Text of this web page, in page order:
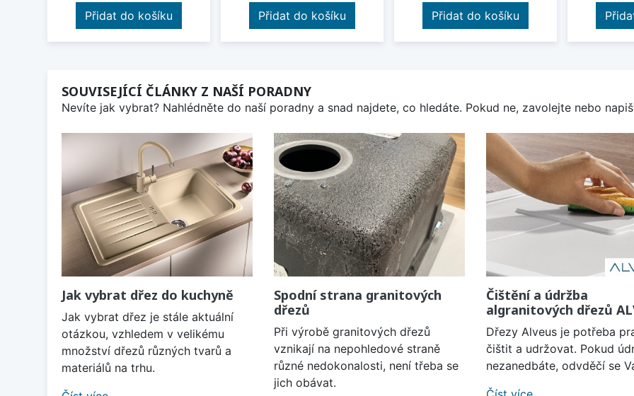
Přidat do košíku Přidat do košíku Přidat do košíku
SOUVISEJÍCÍ ČLÁNKY Z NAŠÍ PORADNY
Nevíte jak vybrat? Nahlédněte do naší poradny a snad najdete, co hledáte. Pokud ne, zavolejte nebo
Jak vybrat dřez do kuchyně
Jak vybrat dřez je stále aktuální
otázkou, vzhledem v velikému
množství dřezů různých tvarů a
materiálů na trhu.
Spodní strana granitových
dřezů
Při výrobě granitových dřezů
vznikají na nepohledové straně
různé nedokonalosti, není třeba se
jich obávat.
Čištění a údržba
algranitových dřezů
Dřezy Alveus je potřeba
čištit a udržovat. Pokud
nezanedbáte, odvděčí se